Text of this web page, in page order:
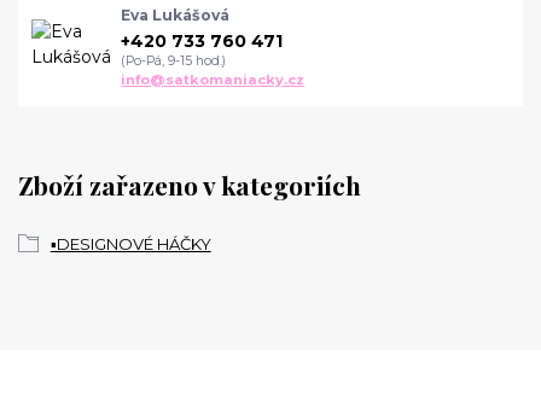
Zboží zařazeno v kategoriích
▪️DESIGNOVÉ HÁČKY
Eva Lukášová
+420 733 760 471
(Po-Pá, 9-15 hod.)
info@satkomaniacky.cz